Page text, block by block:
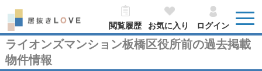
閲覧履歴 お気に入り ログイン
ライオンズマンション板橋区役所前の過去掲載
物件情報